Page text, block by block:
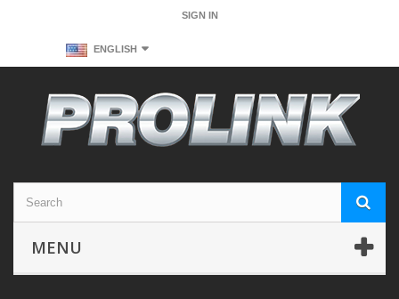
SIGN IN
ENGLISH
MENU